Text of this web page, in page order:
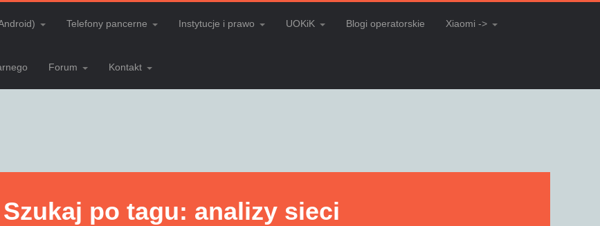
Telefony pancerne Instytucje i prawo UOKiK Blogi operatorskie Xiaomi ->
Forum Kontakt
Szukaj po tagu: analizy sieci